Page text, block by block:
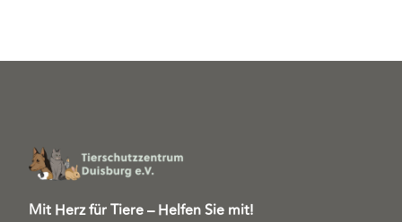
Mit Herz für Tiere – Helfen Sie mit!